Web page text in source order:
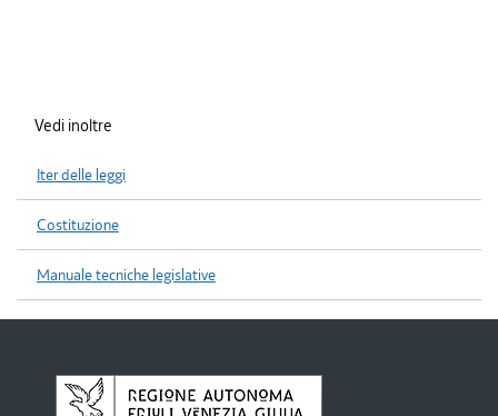
Vedi inoltre
Iter delle leggi
Costituzione
Manuale tecniche legislative